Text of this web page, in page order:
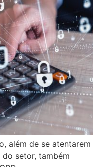
além de se atentarem
setor, também